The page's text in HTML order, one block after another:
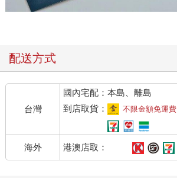
配送方式
台灣
國內宅配：本島、離島
到店取貨：
不限金額免運費
海外 港澳店取：